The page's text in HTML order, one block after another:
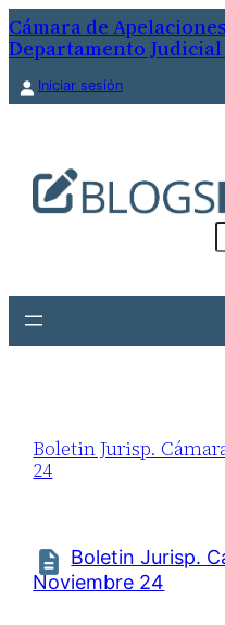
Cámara de
Departamento Judicial
Iniciar sesión
Boletin Jurisp.
24
Boletin Jurisp.
Noviembre 24